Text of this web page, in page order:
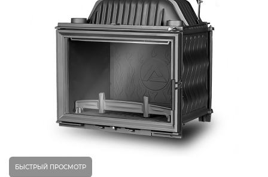
БЫСТРЫЙ ПРОСМОТР